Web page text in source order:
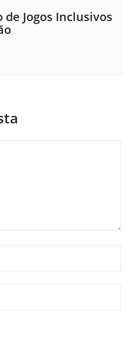
Jogos Inclusivos